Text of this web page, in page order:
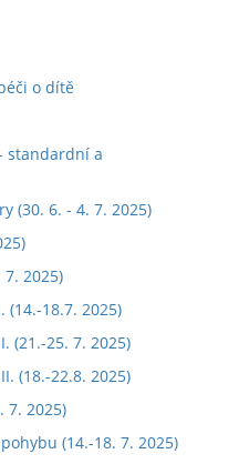
o dítě
standardní a
(30. 6. - 4. 7. 2025)
2025)
(14.-18.7. 2025)
(21.-25. 7. 2025)
(18.-22.8. 2025)
7. 2025)
(14.-18. 7. 2025)